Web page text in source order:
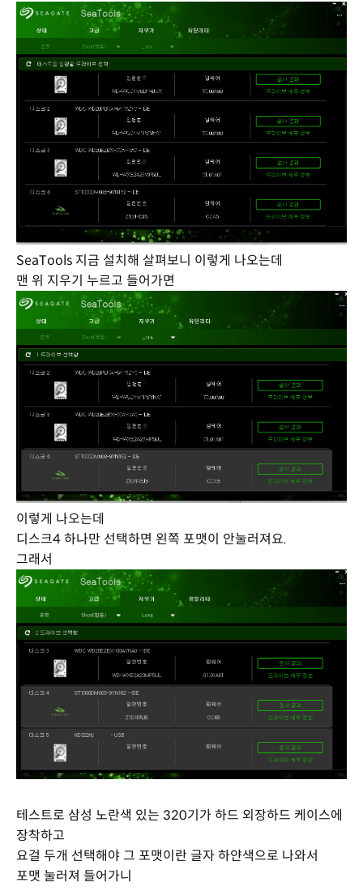
SeaTools 지금 설치해 살펴보니 이렇게 나오는데
맨 위 지우기 누르고 들어가면
이렇게 나오는데
디스크4 하나만 선택하면 왼쪽 포맷이 안눌러져요.
그래서
테스트로 삼성 노란색 있는 320기가 하드 외장하드 케이스에
장착하고
요걸 두개 선택해야 그 포맷이란 글자 하얀색으로 나와서
포맷 눌러져 들어가니